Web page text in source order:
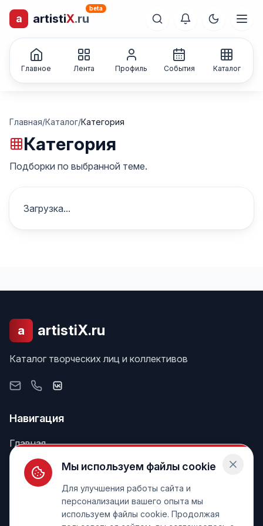
a artistiX.ru
Каталог творческих
лиц и коллективов
beta
Главное Лента Профиль События Каталог
Главная/Каталог/Категория
Категория
Подборки по выбранной теме.
Загрузка...
a artistiX.ru
Каталог творческих лиц и коллективов
Навигация
Главная
Поиск
Лента
Информация
Мы используем файлы cookie
Для улучшения работы сайта и
персонализации вашего опыта мы
используем файлы cookie. Продолжая